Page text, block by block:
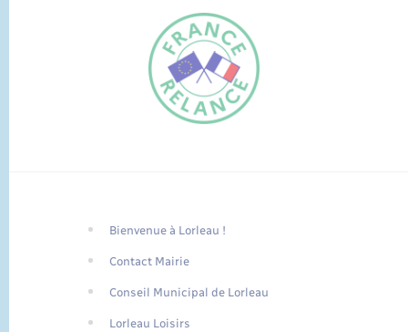
Traduction du
FR
Bienvenue à Lorleau !
Contact Mairie
Conseil Municipal de Lorleau
Lorleau Loisirs